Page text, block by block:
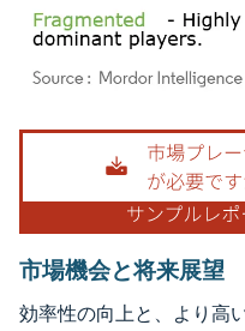
画像 © Mordor Intelligence。再利
市場機会と将来展望
効率性の向上と、より高